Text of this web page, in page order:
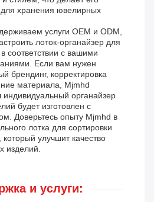
для хранения ювелирных
услуги OEM и ODM,
лоток-органайзер для
соответствии с вашими
Если вам нужен
брендинг, корректировка
материала, Mjmhd
индивидуальный органайзер
будет изготовлен с
Доверьтесь опыту Mjmhd в
лотка для сортировки
улучшит качество
изделий.
и услуги: